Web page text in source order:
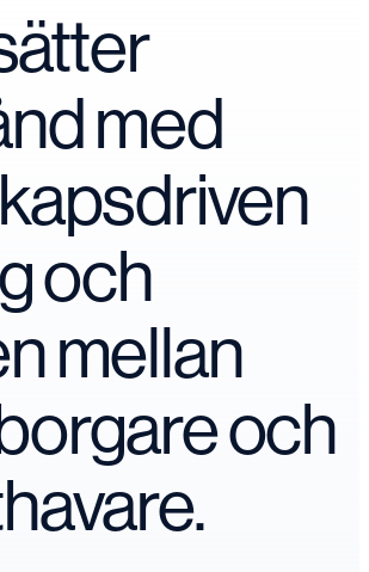
med
och
mellan
och